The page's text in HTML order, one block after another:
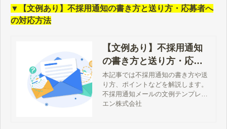
▼【文例あり】不採用通知の書き方と送り方・応募者へ
の対応方法
【文例あり】不採用通知
の書き方と送り方・応募
者への対応方法
本記事では不採用通知の書き方や送
り方、ポイントなどを解説します。
不採用通知メールの文例テンプレー
トも紹介しますので、採用選考シー
エン株式会社